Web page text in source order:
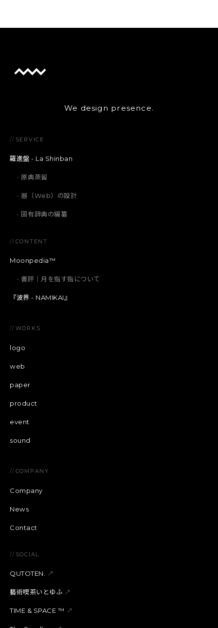
We design presence.
// SERVICE
羅進盤 - La Shinban
原典蒸留
器（Web）の設計
固有辞典の編纂
// CONTENT
Moonpedia™
書評｜月を指す指について
『波界 - NAMIKAI』
// WORKS
logo
web
paper
product
event
sound
// COMPANY
Company
News
Contact
// SOCIAL
QUTOTEN. ↗
藝術喫茶いとゆふ ↗
TIME & SPACE ™︎ ↗